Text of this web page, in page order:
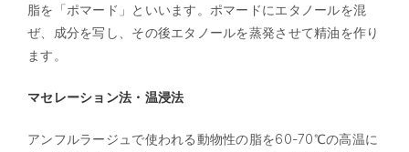
脂を「ポマード」といいます。ポマードにエタノールを混
ぜ、成分を写し、その後エタノールを蒸発させて精油を作り
ます。
マセレーション法・温浸法
アンフルラージュで使われる動物性の脂を60-70℃の高温に